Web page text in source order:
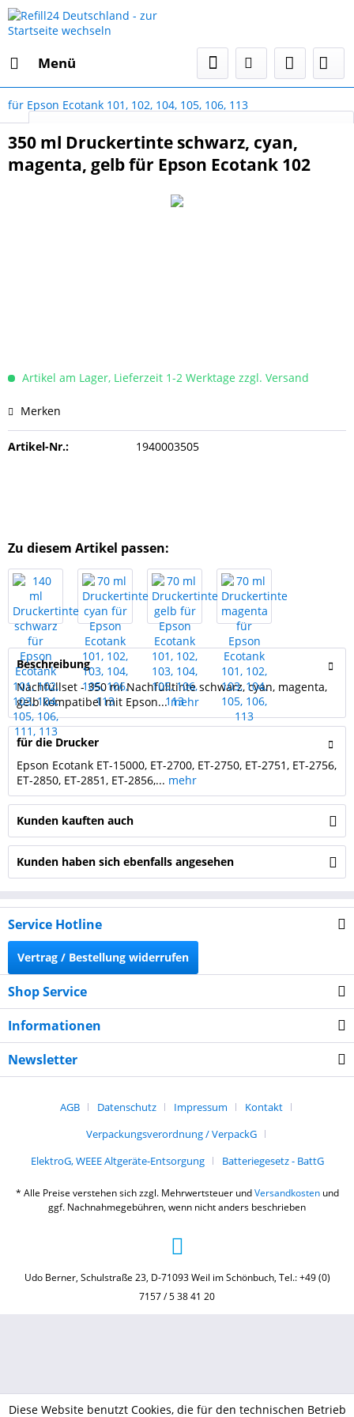
Menü
für Epson Ecotank 101, 102, 104, 105, 106, 113
350 ml Druckertinte schwarz, cyan,
magenta, gelb für Epson Ecotank 102
Artikel am Lager, Lieferzeit 1-2 Werktage zzgl. Versand
Merken
Artikel-Nr.: 1940003505
Zu diesem Artikel passen:
Beschreibung
Nachfüllset - 350 ml Nachfülltinte schwarz, cyan, magenta,
gelb kompatibel mit Epson...mehr
für die Drucker
Epson Ecotank ET-15000, ET-2700, ET-2750, ET-2751, ET-2756,
ET-2850, ET-2851, ET-2856,... mehr
Kunden kauften auch
Kunden haben sich ebenfalls angesehen
Service Hotline
Vertrag / Bestellung widerrufen
Shop Service
Informationen
Newsletter
AGB Datenschutz Impressum
Kontakt
Verpackungsverordnung / VerpackG
ElektroG, WEEE Altgeräte-Entsorgung
Batteriegesetz - BattG
* Alle Preise verstehen sich zzgl. Mehrwertsteuer undVersandkostenund
ggf. Nachnahmegebühren, wenn nicht anders beschrieben
Udo Berner, Schulstraße 23, D-71093 Weil im Schönbuch, Tel.: +49 (0)
7157 / 5 38 41 20
Diese Website benutzt Cookies, die für den technischen Betrieb